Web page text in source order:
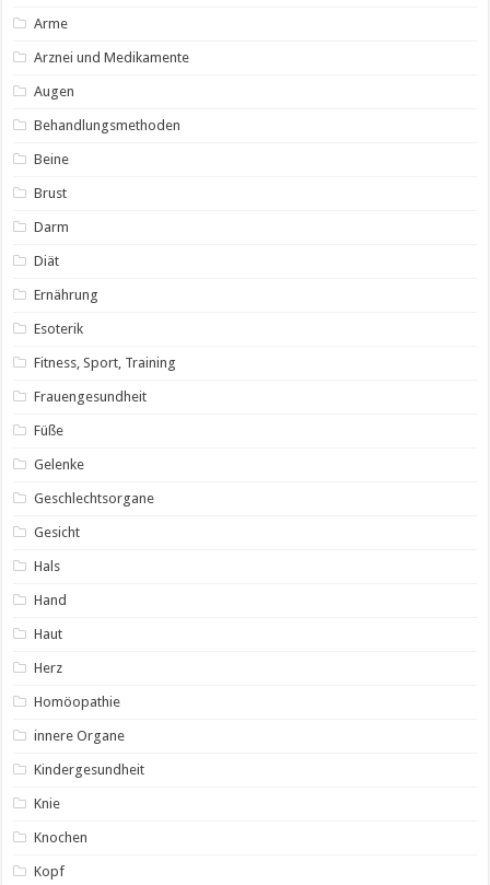
Arme
Arznei und Medikamente
Augen
Behandlungsmethoden
Beine
Brust
Darm
Diät
Ernährung
Esoterik
Fitness, Sport, Training
Frauengesundheit
Füße
Gelenke
Geschlechtsorgane
Gesicht
Hals
Hand
Haut
Herz
Homöopathie
innere Organe
Kindergesundheit
Knie
Knochen
Kopf